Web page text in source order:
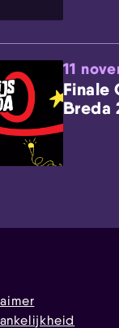
11
Finale
Breda